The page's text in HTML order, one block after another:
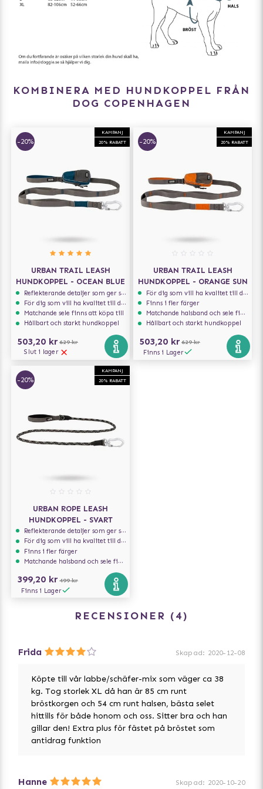
Handtvätt i varmt vatten med milt rengöringsmedel /
Maskintvätt 30C (använd tvättpåse). Låt lufttorka.
KOMBINERA MED HUNDKOPPEL FRÅN
DOG COPENHAGEN
KAMPANJ
20% RABATT
-20%
URBAN TRAIL LEASH
HUNDKOPPEL - OCEAN BLUE
Reflekterande detaljer som ger synlighet i svagt ljus
För dig som vill ha kvalitet till din hund!
Matchande sele finns att köpa till
Hållbart och starkt hundkoppel
503,20 kr 629 kr
Slut i lager
KAMPANJ
20% RABATT
-20%
URBAN TRAIL LEASH
HUNDKOPPEL - ORANGE SUN
För dig som vill ha kvalitet till din hund!
Finns i fler färger
Matchande halsband och sele finns att köpa till
Hållbart och starkt hundkoppel
503,20 kr 629 kr
Finns i Lager
KAMPANJ
20% RABATT
-20%
URBAN ROPE LEASH
HUNDKOPPEL - SVART
Reflekterande detaljer som ger synlighet i svagt ljus
För dig som vill ha kvalitet till din hund!
Finns i fler färger
Matchande halsband och sele finns att köpa till
399,20 kr 499 kr
Finns i Lager
RECENSIONER 4
Frida Skapad: 2020-12-08
Köpte till vår labbe/schäfer-mix som väger ca 38
kg. Tog storlek XL då han är 85 cm runt
bröstkorgen och 54 cm runt halsen, bästa selet
hittills för både honom och oss. Sitter bra och han
gillar den! Extra plus för fästet på bröstet som
antidrag funktion
Hanne Skapad: 2020-10-20